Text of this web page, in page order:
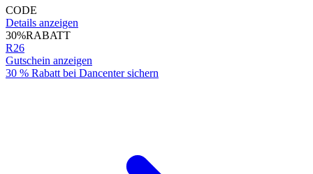
CODE
Details anzeigen
30%RABATT
R26
Gutschein anzeigen
30 % Rabatt bei Dancenter sichern